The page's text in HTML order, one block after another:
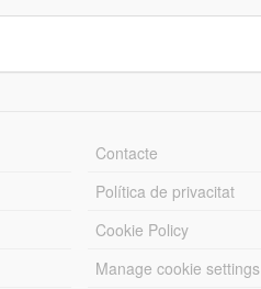
Contacte
Política de privacitat
Cookie Policy
Manage cookie settings